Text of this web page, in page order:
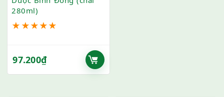
280ml)
★ ★★★★
97.200₫